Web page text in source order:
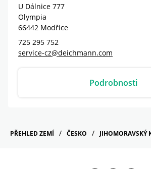
U Dálnice 777
Olympia
66442 Modřice
725 295 752
service-cz@deichmann.com
Podrobnosti
PŘEHLED ZEMÍ ČESKO JIHOMORAVSKÝ